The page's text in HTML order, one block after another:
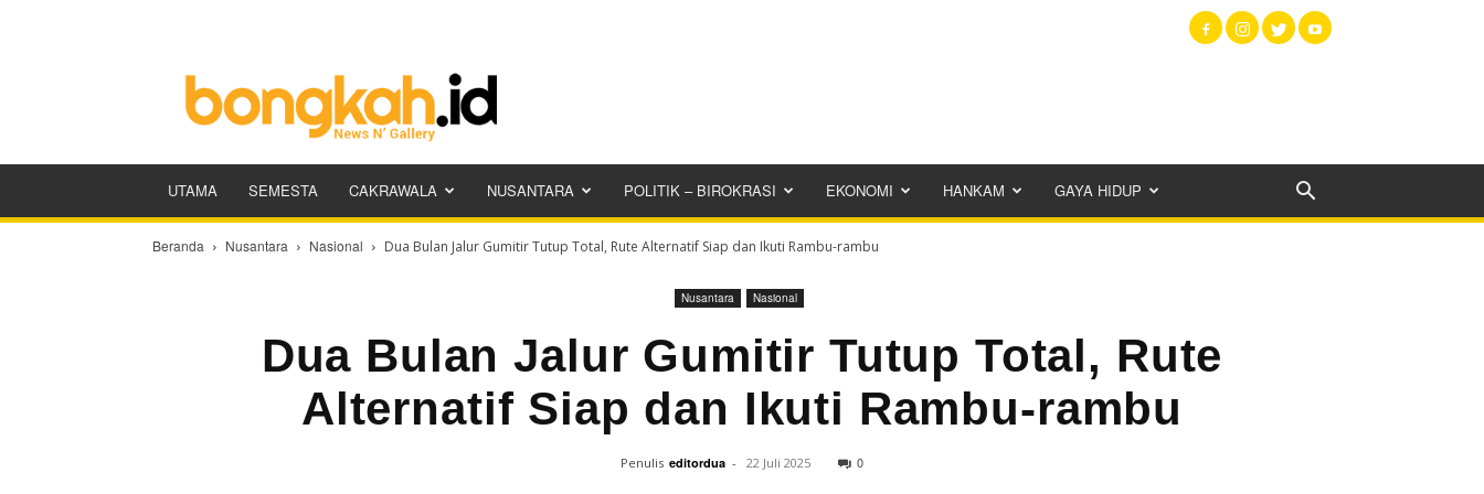
UTAMA SEMESTA CAKRAWALA NUSANTARA POLITIK – BIROKRASI EKONOMI HANKAM GAYA HIDUP
Beranda Nusantara Nasional Dua Bulan Jalur Gumitir Tutup Total, Rute Alternatif Siap dan Ikuti Rambu-rambu
Nusantara Nasional
Dua Bulan Jalur Gumitir Tutup Total, Rute
Alternatif Siap dan Ikuti Rambu-rambu
Penulis editordua - 22 Juli 2025 0